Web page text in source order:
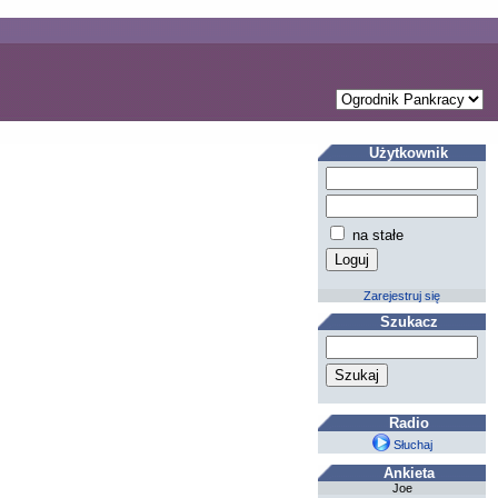
Użytkownik
na stałe
Zarejestruj się
Szukacz
Radio
Słuchaj
Ankieta
Joe